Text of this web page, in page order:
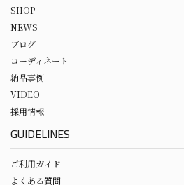
SHOP
NEWS
ブログ
コーディネート
納品事例
VIDEO
採用情報
GUIDELINES
ご利用ガイド
よくある質問